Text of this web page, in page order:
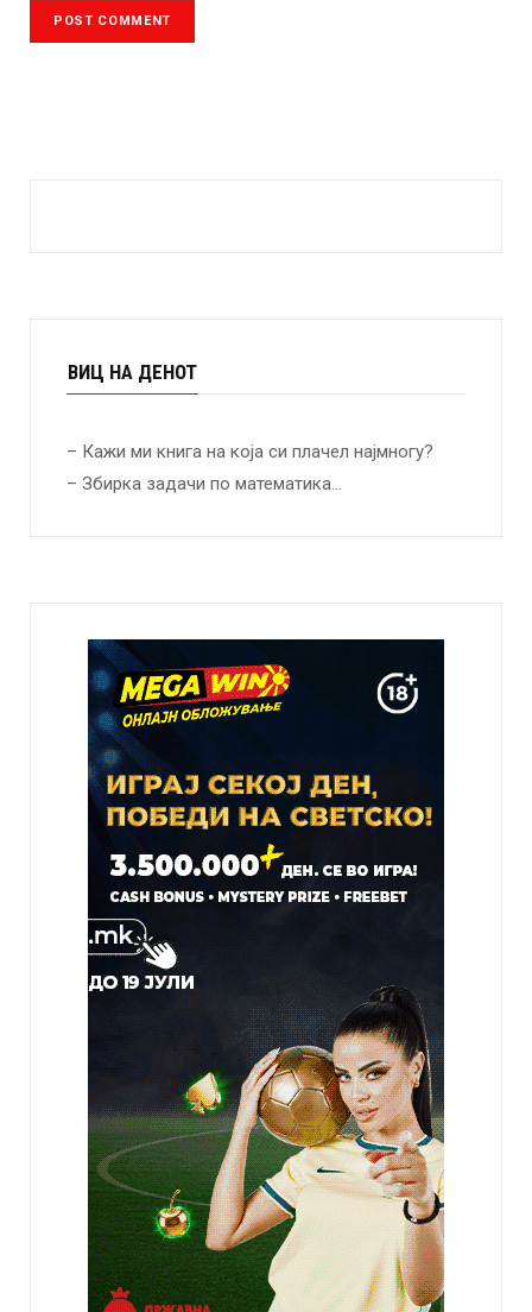
ВИЦ НА ДЕНОТ
– Кажи ми книга на која си плачел најмногу?
– Збирка задачи по математика…